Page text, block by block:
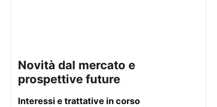
novità dal mercato e
prospettive future
interessi e trattative in corso